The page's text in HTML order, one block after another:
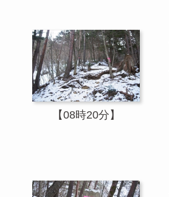
【08時20分】